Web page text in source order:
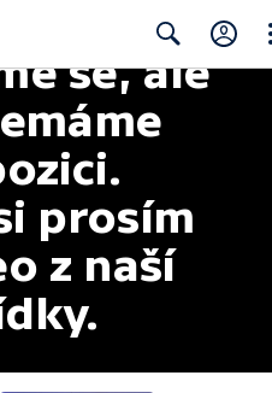
Search
se, ale
prosím
z naší